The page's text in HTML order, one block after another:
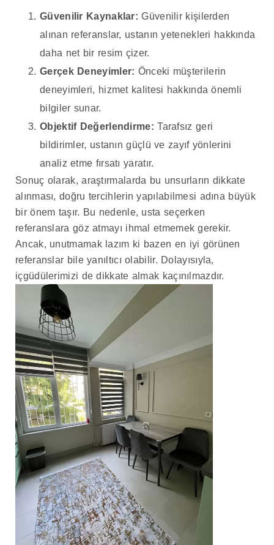
Güvenilir Kaynaklar: Güvenilir kişilerden
alınan referanslar, ustanın yetenekleri hakkında
daha net bir resim çizer.
Gerçek Deneyimler: Önceki müşterilerin
deneyimleri, hizmet kalitesi hakkında önemli
bilgiler sunar.
Objektif Değerlendirme: Tarafsız geri
bildirimler, ustanın güçlü ve zayıf yönlerini
analiz etme fırsatı yaratır.
Sonuç olarak, araştırmalarda bu unsurların dikkate
alınması, doğru tercihlerin yapılabilmesi adına büyük
bir önem taşır. Bu nedenle, usta seçerken
referanslara göz atmayı ihmal etmemek gerekir.
Ancak, unutmamak lazım ki bazen en iyi görünen
referanslar bile yanıltıcı olabilir. Dolayısıyla,
içgüdülerimizi de dikkate almak kaçınılmazdır.